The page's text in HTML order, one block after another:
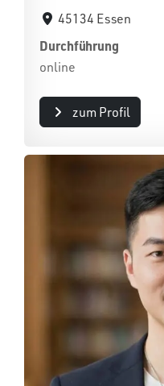
45134 Essen
Durchführung
online
zum Profil